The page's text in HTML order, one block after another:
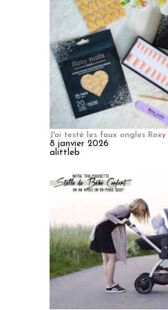
J'ai testé les faux ongles
8 janvier 2026
alittleb